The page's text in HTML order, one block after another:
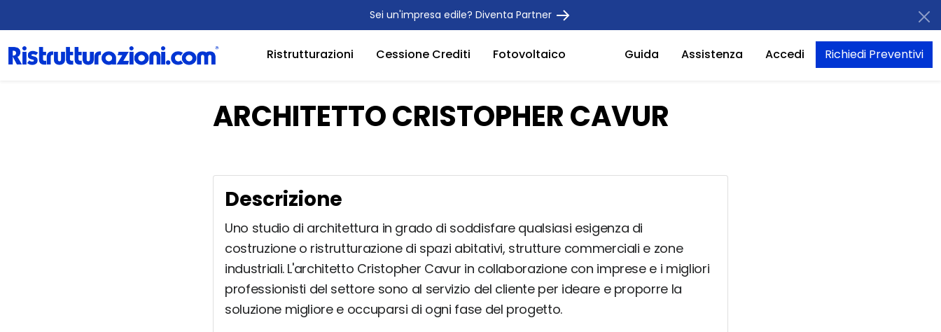
Sei un'impresa edile? Diventa Partner
Ristrutturazioni Cessione Crediti Fotovoltaico Guida Assistenza Accedi Richiedi Preventivi
ARCHITETTO CRISTOPHER CAVUR
Descrizione
Uno studio di architettura in grado di soddisfare qualsiasi esigenza di
costruzione o ristrutturazione di spazi abitativi, strutture commerciali e zone
industriali. L'architetto Cristopher Cavur in collaborazione con imprese e i migliori
professionisti del settore sono al servizio del cliente per ideare e proporre la
soluzione migliore e occuparsi di ogni fase del progetto.